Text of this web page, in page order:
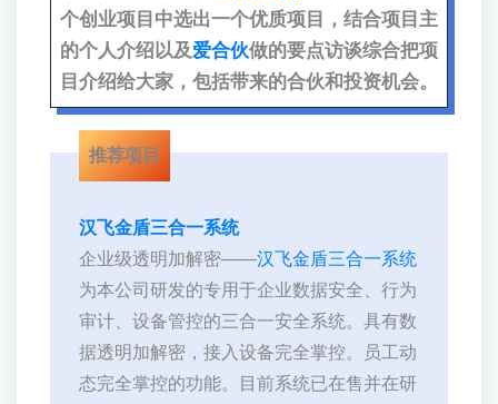
个创业项目中选出一个优质项目，结合项目主
的个人介绍以及爱合伙做的要点访谈综合把项
目介绍给大家，包括带来的合伙和投资机会。
推荐项目
汉飞金盾三合一系统
企业级透明加解密——汉飞金盾三合一系统
为本公司研发的专用于企业数据安全、行为
审计、设备管控的三合一安全系统。具有数
据透明加解密，接入设备完全掌控。员工动
态完全掌控的功能。目前系统已在售并在研